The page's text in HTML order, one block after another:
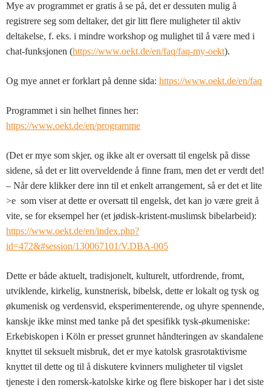
Mye av programmet er gratis å se på, det er dessuten mulig å
registrere seg som deltaker, det gir litt flere muligheter til aktiv
deltakelse, f. eks. i mindre workshop og mulighet til å være med i
chat-funksjonen (https://www.oekt.de/en/faq/faq-my-oekt).
Og mye annet er forklart på denne sida: https://www.oekt.de/en/faq
Programmet i sin helhet finnes her:
https://www.oekt.de/en/programme
(Det er mye som skjer, og ikke alt er oversatt til engelsk på disse
sidene, så det er litt overveldende å finne fram, men det er verdt det!
– Når dere klikker dere inn til et enkelt arrangement, så er det et lite
>e som viser at dette er oversatt til engelsk, det kan jo være greit å
vite, se for eksempel her (et jødisk-kristent-muslimsk bibelarbeid):
https://www.oekt.de/en/index.php?
id=472&#session/130067101/V.DBA-005
Dette er både aktuelt, tradisjonelt, kulturelt, utfordrende, fromt,
utviklende, kirkelig, kunstnerisk, bibelsk, dette er lokalt og tysk og
økumenisk og verdensvid, eksperimenterende, og uhyre spennende,
kanskje ikke minst med tanke på det spesifikk tysk-økumeniske:
Erkebiskopen i Köln er presset grunnet håndteringen av skandalene
knyttet til seksuelt misbruk, det er mye katolsk grasrotaktivisme
knyttet til dette og til å diskutere kvinners muligheter til vigslet
tjeneste i den romersk-katolske kirke og flere biskoper har i det siste